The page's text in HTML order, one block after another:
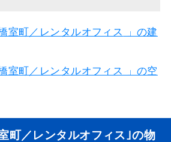
室町／レンタルオフィス
」の建
室町／レンタルオフィス 」の空
町／レンタルオフィス｣の物